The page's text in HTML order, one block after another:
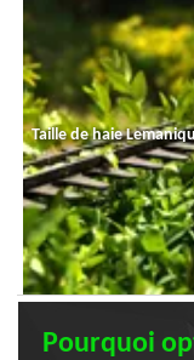
Taille de haie
Pourquoi